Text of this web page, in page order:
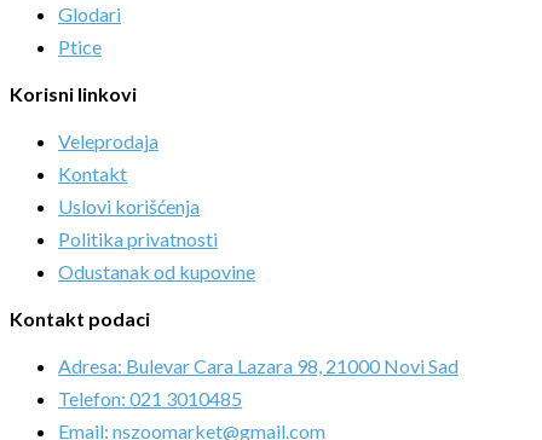
Glodari
Ptice
Korisni linkovi
Veleprodaja
Kontakt
Uslovi korišćenja
Politika privatnosti
Odustanak od kupovine
Kontakt podaci
Adresa: Bulevar Cara Lazara 98, 21000 Novi Sad
Telefon: 021 3010485
Email: nszoomarket@gmail.com